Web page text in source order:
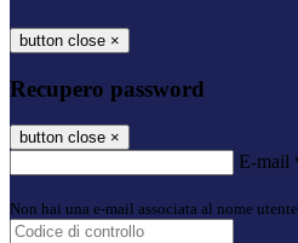
button close ×
Recupero password
button close ×
E-mail
Non hai una e-mail associata al nome